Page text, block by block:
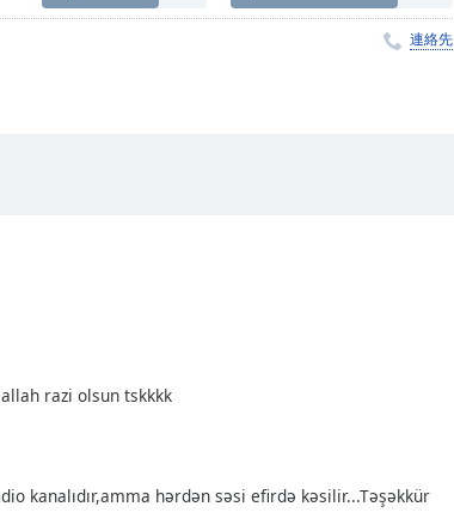
連絡先
razi olsun tskkkk
kanalıdır,amma hərdən səsi efirdə kəsilir...Təşəkkür